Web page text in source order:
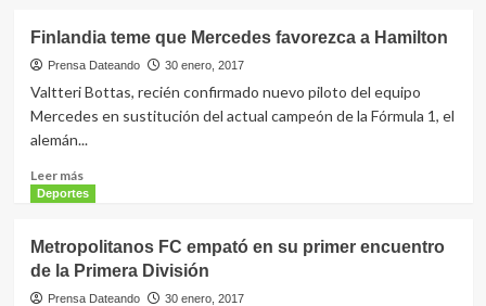
Djokovic,
Nadal
y
reparten
mejores
Finlandia teme que Mercedes favorezca a Hamilton
Prensa Dateando 30 enero, 2017
Valtteri Bottas, recién confirmado nuevo piloto del equipo
Mercedes en sustitución del actual campeón de la Fórmula 1, el
alemán...
Leer másLeer
más
teme
que
Mercedes
Deportes
Metropolitanos FC empató en su primer encuentro
de la Primera División
Prensa Dateando 30 enero, 2017